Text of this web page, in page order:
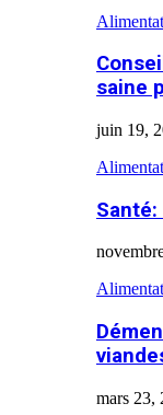
saine
juin 19,
mars 23,